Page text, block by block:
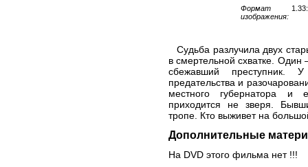
Формат
изображения:
Судьба разлучила двух
в смертельной схватке.
сбежавший
предательства и
местного губернатора и
приходится не зверя.
тропе. Кто выживет на
Дополнительные
На DVD этого фильма нет !!!